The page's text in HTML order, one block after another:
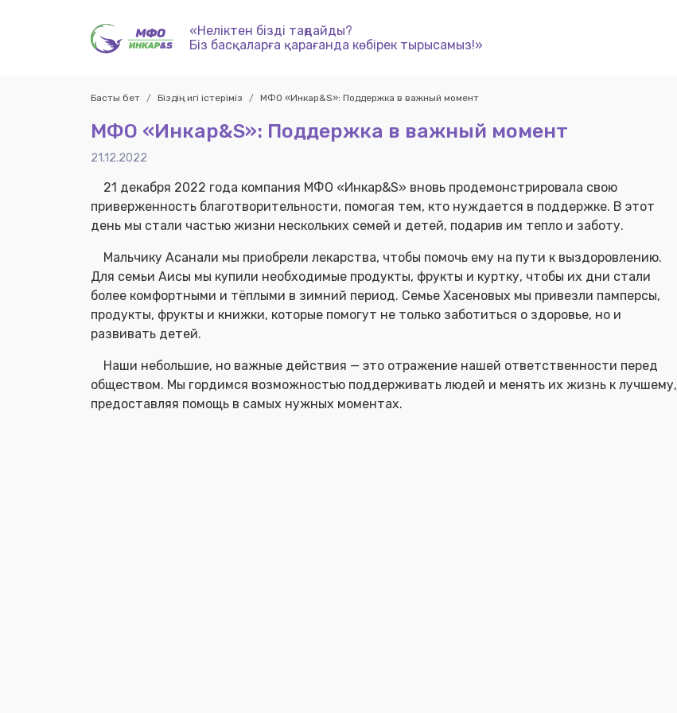
«Неліктен бізді таңдайды?
Біз басқаларға қарағанда көбірек тырысамыз!»
Басты бет Біздің игі істеріміз МФО «Инкар&S»: Поддержка в важный момент
МФО «Инкар&S»: Поддержка в важный момент
21.12.2022
21 декабря 2022 года компания МФО «Инкар&S» вновь продемонстрировала свою
приверженность благотворительности, помогая тем, кто нуждается в поддержке. В этот
день мы стали частью жизни нескольких семей и детей, подарив им тепло и заботу.
Мальчику Асанали мы приобрели лекарства, чтобы помочь ему на пути к выздоровлению.
Для семьи Аисы мы купили необходимые продукты, фрукты и куртку, чтобы их дни стали
более комфортными и тёплыми в зимний период. Семье Хасеновых мы привезли памперсы,
продукты, фрукты и книжки, которые помогут не только заботиться о здоровье, но и
развивать детей.
Наши небольшие, но важные действия — это отражение нашей ответственности перед
обществом. Мы гордимся возможностью поддерживать людей и менять их жизнь к лучшему,
предоставляя помощь в самых нужных моментах.